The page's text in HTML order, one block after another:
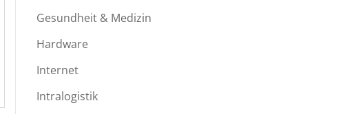
Gesundheit & Medizin
Hardware
Internet
Intralogistik